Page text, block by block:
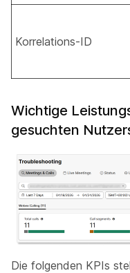
Korrelations-ID
Wichtige
gesuchten
Die folgenden KPIs